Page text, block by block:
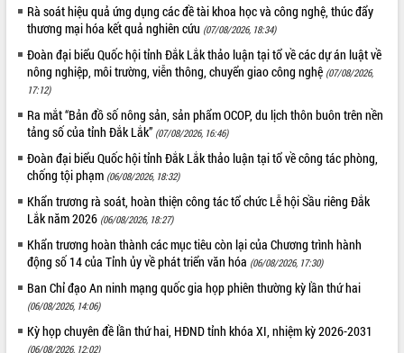
Quyết liệt tháo gỡ vướng mắc, đẩy
nhanh tiến độ các dự án trọng điểm
trong Khu kinh tế Nam Phú Yên
Hòn Yến phát triển du lịch gắn với bảo
tồn biển
Lấy ý kiến điều chỉnh Quy hoạch tỉnh
Đắk Lắk thời kỳ 2021-2030, tầm nhìn
đến năm 2050
Phát động chiến dịch 30 ngày đêm
ven biển
Đắk Lắk nỗ lực thúc đẩy tăng trưởng
kinh tế từ 10% trở lên trong Quý
II/2026
Đắk Lắk ký kết thỏa thuận hợp tác về
chuyển đổi số giai đoạn 2026 – 2030
với Tập đoàn Bưu chính Viễn thông
Việt Nam
Rà soát hiệu quả ứng dụng các đề tài khoa học và công nghệ, thúc đẩy
thương mại hóa kết quả nghiên cứu (07/08/2026, 18:34)
Đoàn đại biểu Quốc hội tỉnh Đắk Lắk thảo luận tại tổ về các dự án luật về
nông nghiệp, môi trường, viễn thông, chuyển giao công nghệ (07/08/2026,
17:12)
Ra mắt “Bản đồ số nông sản, sản phẩm OCOP, du lịch thôn buôn trên nền
tảng số của tỉnh Đắk Lắk” (07/08/2026, 16:46)
Đoàn đại biểu Quốc hội tỉnh Đắk Lắk thảo luận tại tổ về công tác phòng,
chống tội phạm (06/08/2026, 18:32)
Khẩn trương rà soát, hoàn thiện công tác tổ chức Lễ hội Sầu riêng Đắk
Lắk năm 2026 (06/08/2026, 18:27)
Khẩn trương hoàn thành các mục tiêu còn lại của Chương trình hành
động số 14 của Tỉnh ủy về phát triển văn hóa (06/08/2026, 17:30)
Ban Chỉ đạo An ninh mạng quốc gia họp phiên thường kỳ lần thứ hai
(06/08/2026, 14:06)
Kỳ họp chuyên đề lần thứ hai, HĐND tỉnh khóa XI, nhiệm kỳ 2026-2031
(06/08/2026, 12:02)